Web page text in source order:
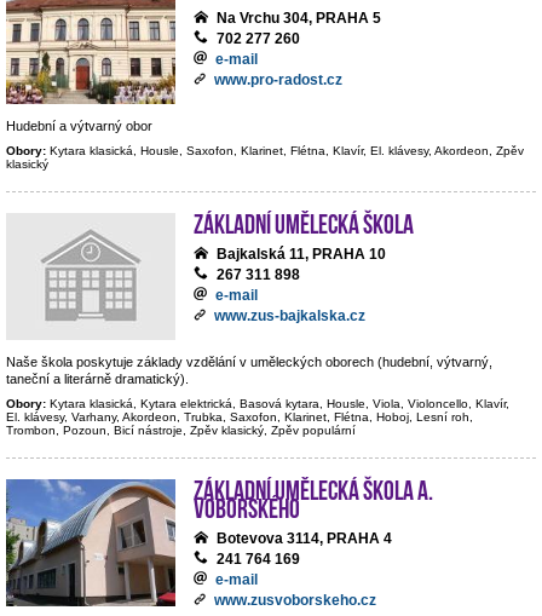
Na Vrchu 304, PRAHA 5
702 277 260
e-mail
www.pro-radost.cz
Hudební a výtvarný obor
Obory: Kytara klasická, Housle, Saxofon, Klarinet, Flétna, Klavír, El. klávesy, Akordeon, Zpěv
klasický
Základní umělecká škola
Bajkalská 11, PRAHA 10
267 311 898
e-mail
www.zus-bajkalska.cz
Naše škola poskytuje základy vzdělání v uměleckých oborech (hudební, výtvarný,
taneční a literárně dramatický).
Obory: Kytara klasická, Kytara elektrická, Basová kytara, Housle, Viola, Violoncello, Klavír,
El. klávesy, Varhany, Akordeon, Trubka, Saxofon, Klarinet, Flétna, Hoboj, Lesní roh,
Trombon, Pozoun, Bicí nástroje, Zpěv klasický, Zpěv populární
Základní umělecká škola A.
Voborského
Botevova 3114, PRAHA 4
241 764 169
e-mail
www.zusvoborskeho.cz